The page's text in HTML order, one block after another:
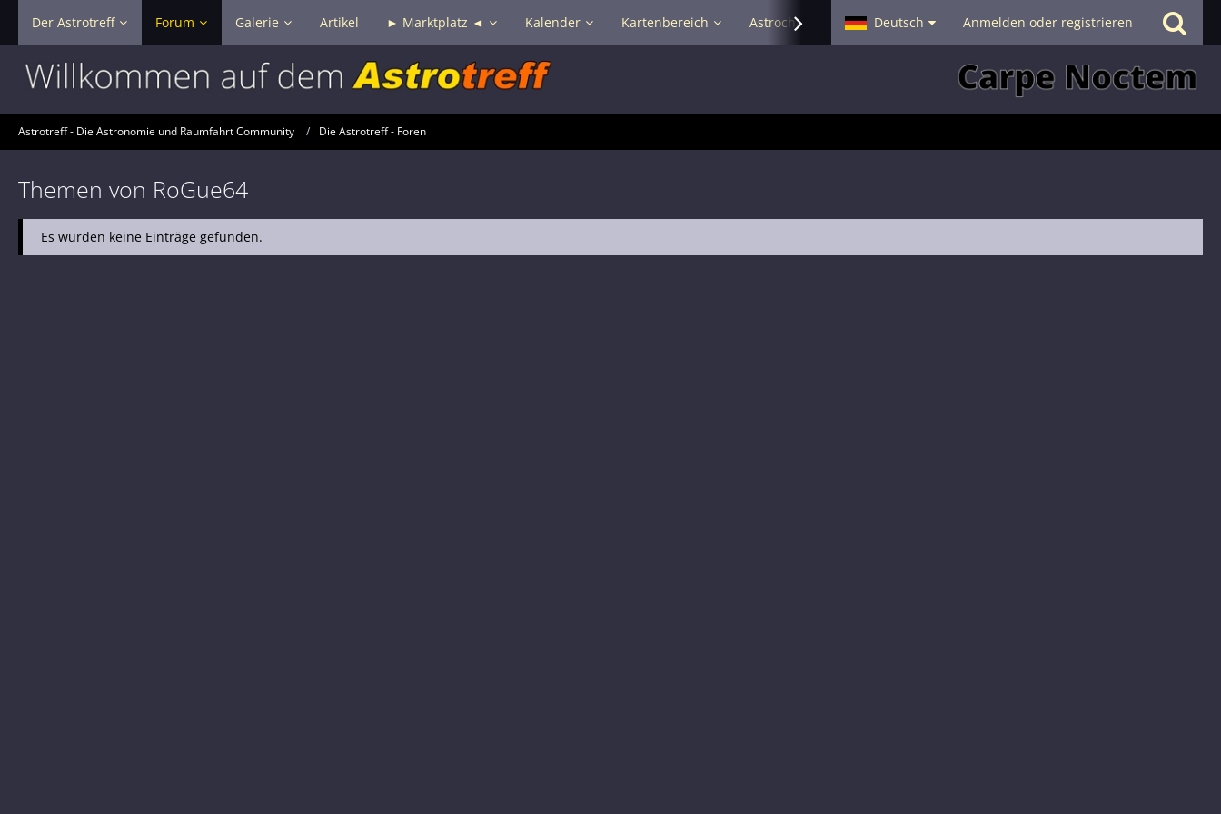
Der Astrotreff Forum Galerie Artikel ► Marktplatz ◄ Kalender Kartenbereich Astrochat - Smalltalk Hilfe
Deutsch Anmelden oder registrieren
Astrotreff - Die Astronomie und Raumfahrt Community Die Astrotreff - Foren
Themen von RoGue64
Es wurden keine Einträge gefunden.